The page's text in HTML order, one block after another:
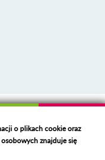
o plikach cookie oraz
znajduje się